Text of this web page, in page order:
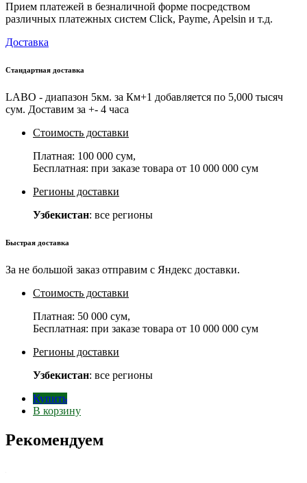
Прием платежей в безналичной форме посредством
различных платежных систем Click, Payme, Apelsin и т.д.
Доставка
Стандартная доставка
LABO - диапазон 5км. за Км+1 добавляется по 5,000 тысяч
сум. Доставим за +- 4 часа
Стоимость доставки
Платная: 100 000 сум,
Бесплатная: при заказе товара от 10 000 000 сум
Регионы доставки
Узбекистан: все регионы
Быстрая доставка
За не большой заказ отправим с Яндекс доставки.
Стоимость доставки
Платная: 50 000 сум,
Бесплатная: при заказе товара от 10 000 000 сум
Регионы доставки
Узбекистан: все регионы
Купить
В корзину
Рекомендуем